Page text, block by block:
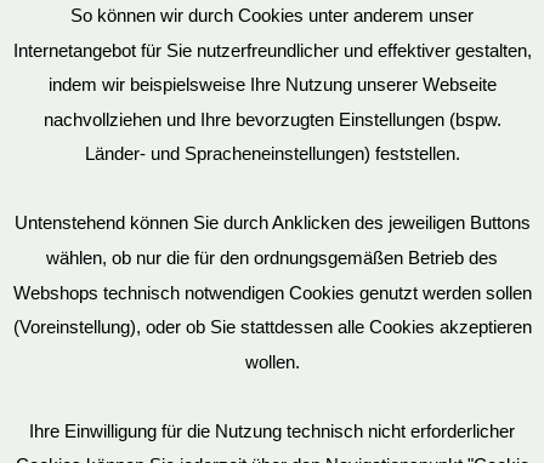
Datenschutz
Mein Konto
Vertrag widerrufen
So können wir durch Cookies unter anderem unser
Internetangebot für Sie nutzerfreundlicher und effektiver gestalten,
indem wir beispielsweise Ihre Nutzung unserer Webseite
nachvollziehen und Ihre bevorzugten Einstellungen (bspw.
Länder- und Spracheneinstellungen) feststellen.
Untenstehend können Sie durch Anklicken des jeweiligen Buttons
wählen, ob nur die für den ordnungsgemäßen Betrieb des
Webshops technisch notwendigen Cookies genutzt werden sollen
(Voreinstellung), oder ob Sie stattdessen alle Cookies akzeptieren
wollen.
Ihre Einwilligung für die Nutzung technisch nicht erforderlicher